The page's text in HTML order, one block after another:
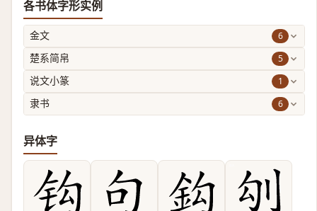
各书体字形实例
金文 6
楚系简帛 5
说文小篆 1
隶书 6
异体字